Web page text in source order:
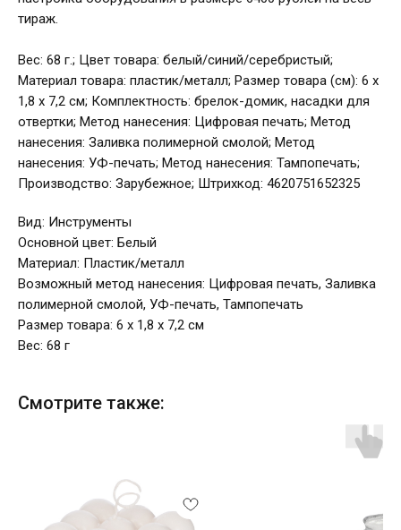
тираж.
Вес: 68 г.; Цвет товара: белый/синий/серебристый;
Материал товара: пластик/металл; Размер товара (см): 6 х
1,8 х 7,2 см; Комплектность: брелок-домик, насадки для
отвертки; Метод нанесения: Цифровая печать; Метод
нанесения: Заливка полимерной смолой; Метод
нанесения: УФ-печать; Метод нанесения: Тампопечать;
Производство: Зарубежное; Штрихкод: 4620751652325
Вид: Инструменты
Основной цвет: Белый
Материал: Пластик/металл
Возможный метод нанесения: Цифровая печать, Заливка
полимерной смолой, УФ-печать, Тампопечать
Размер товара: 6 х 1,8 х 7,2 см
Вес: 68 г
Смотрите также: